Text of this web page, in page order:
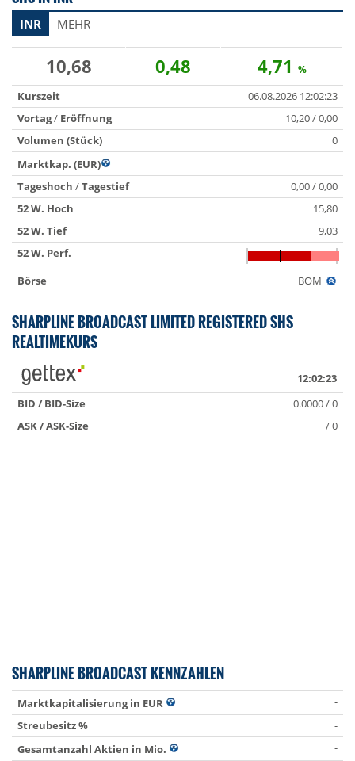
INR MEHR
10,68 0,48 4,71 %
Kurszeit
06.08.2026 12:02:23
Vortag/ Eröffnung
10,20 / 0,00
Volumen (Stück)
0
Marktkap. (EUR)
Tageshoch /Tagestief
0,00 / 0,00
52 W. Hoch
15,80
52 W. Tief
9,03
52 W. Perf.
Börse
BOM
SHARPLINE BROADCAST LIMITED REGISTERED SHS
REALTIMEKURS
12:02:23
BID / BID-Size
0.0000 / 0
ASK / ASK-Size
/ 0
SHARPLINE BROADCAST KENNZAHLEN
Marktkapitalisierung in EUR
-
Streubesitz %
-
Gesamtanzahl Aktien in Mio.
-